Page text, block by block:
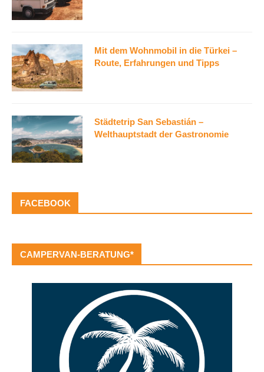
Mit dem Wohnmobil in die Türkei –
Route, Erfahrungen und Tipps
Städtetrip San Sebastián –
Welthauptstadt der Gastronomie
FACEBOOK
CAMPERVAN-BERATUNG*